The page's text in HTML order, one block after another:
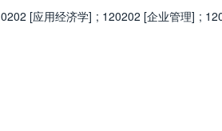
0202 [应用经济学] ; 120202 [企业管理] ;